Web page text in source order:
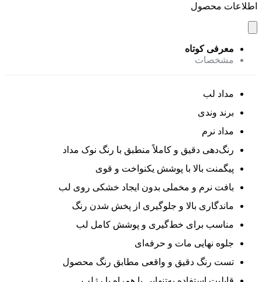
اطلاعات محصول
معرفی کوتاه
مشخصات
مداد لب
برند وندی
مداد نرم
رنگ‌دهی دقیق و کاملاً منطبق با رنگ نوک مداد
پیگمنت بالا با پوشش یکنواخت و قوی
بافت نرم و مخملی بدون ایجاد خشکی روی لب
ماندگاری بالا و جلوگیری از پخش شدن رنگ
مناسب برای خط‌گیری و پوشش کامل لب
جلوه نهایی مات و حرفه‌ای
تست رنگ دقیق و واقعی مطابق رنگ محصول